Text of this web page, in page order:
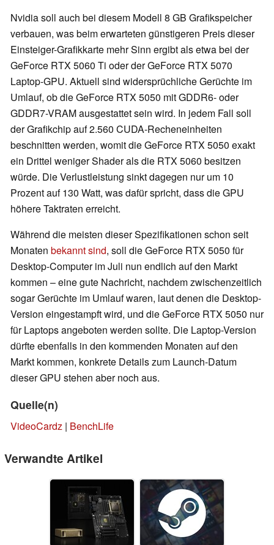
Nvidia soll auch bei diesem Modell 8 GB Grafikspeicher
verbauen, was beim erwarteten günstigeren Preis dieser
Einsteiger-Grafikkarte mehr Sinn ergibt als etwa bei der
GeForce RTX 5060 Ti oder der GeForce RTX 5070
Laptop-GPU. Aktuell sind widersprüchliche Gerüchte im
Umlauf, ob die GeForce RTX 5050 mit GDDR6- oder
GDDR7-VRAM ausgestattet sein wird. In jedem Fall soll
der Grafikchip auf 2.560 CUDA-Recheneinheiten
beschnitten werden, womit die GeForce RTX 5050 exakt
ein Drittel weniger Shader als die RTX 5060 besitzen
würde. Die Verlustleistung sinkt dagegen nur um 10
Prozent auf 130 Watt, was dafür spricht, dass die GPU
höhere Taktraten erreicht.
Während die meisten dieser Spezifikationen schon seit
Monaten bekannt sind, soll die GeForce RTX 5050 für
Desktop-Computer im Juli nun endlich auf den Markt
kommen – eine gute Nachricht, nachdem zwischenzeitlich
sogar Gerüchte im Umlauf waren, laut denen die Desktop-
Version eingestampft wird, und die GeForce RTX 5050 nur
für Laptops angeboten werden sollte. Die Laptop-Version
dürfte ebenfalls in den kommenden Monaten auf den
Markt kommen, konkrete Details zum Launch-Datum
dieser GPU stehen aber noch aus.
Quelle(n)
VideoCardz | BenchLife
Verwandte Artikel